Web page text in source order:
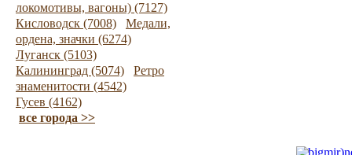
локомотивы, вагоны) (7127)
Кисловодск (7008)
Медали,
ордена, значки (6274)
Луганск (5103)
Калининград (5074)
Ретро
знаменитости (4542)
Гусев (4162)
все города >>